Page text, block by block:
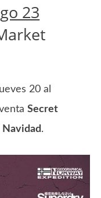
23
20 al
Secret
Navidad.